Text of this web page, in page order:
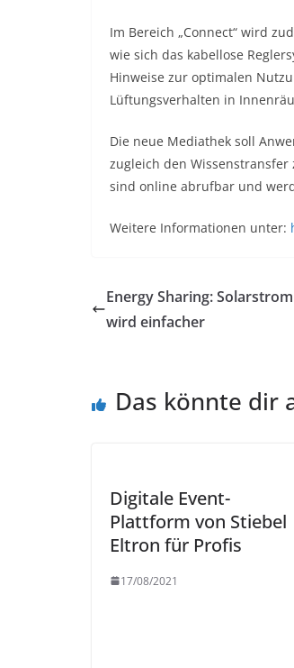
Im Bereich „Connect“ wird
wie sich das kabellose
Hinweise zur optimalen
Lüftungsverhalten in
Die neue Mediathek soll
zugleich den
sind online abrufbar und
Weitere Informationen unter:
Energy Sharing:
wird einfacher
Das könnte dir
Digitale Event-
Plattform von Stiebel
Eltron für Profis
17/08/2021